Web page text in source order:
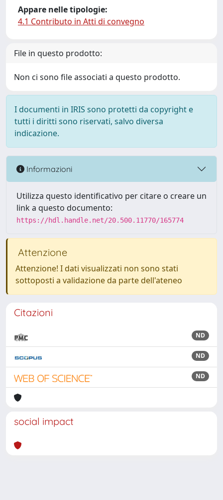
Appare nelle tipologie:
4.1 Contributo in Atti di convegno
File in questo prodotto:
Non ci sono file associati a questo prodotto.
I documenti in IRIS sono protetti da copyright e
tutti i diritti sono riservati, salvo diversa
indicazione.
Informazioni
Utilizza questo identificativo per citare o creare un
link a questo documento:
https://hdl.handle.net/20.500.11770/165774
Attenzione
Attenzione! I dati visualizzati non sono stati
sottoposti a validazione da parte dell'ateneo
Citazioni
ND
ND
ND
social impact